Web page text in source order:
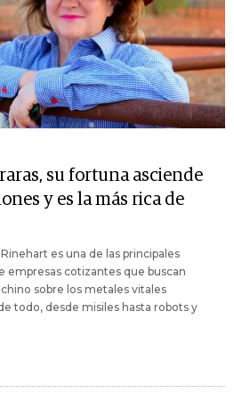
su fortuna asciende
y es la más rica de
es una de las principales
empresas cotizantes que buscan
sobre los metales vitales
todo, desde misiles hasta robots y